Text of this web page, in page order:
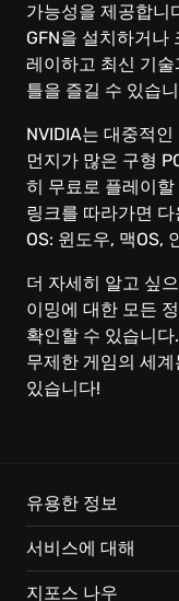
가능성을 제공합니
GFN을 설치하거나
레이하고 최신 기
틀을 즐길 수 있습
NVIDIA는 대중적
먼지가 많은 구형
히 무료로 플레이
링크를 따라가면
OS: 윈도우, 맥OS,
더 자세히 알고 싶
이밍에 대한 모든
확인할 수 있습니
무제한 게임의 세
있습니다!
유용한 정보
서비스에 대해
지포스 나우